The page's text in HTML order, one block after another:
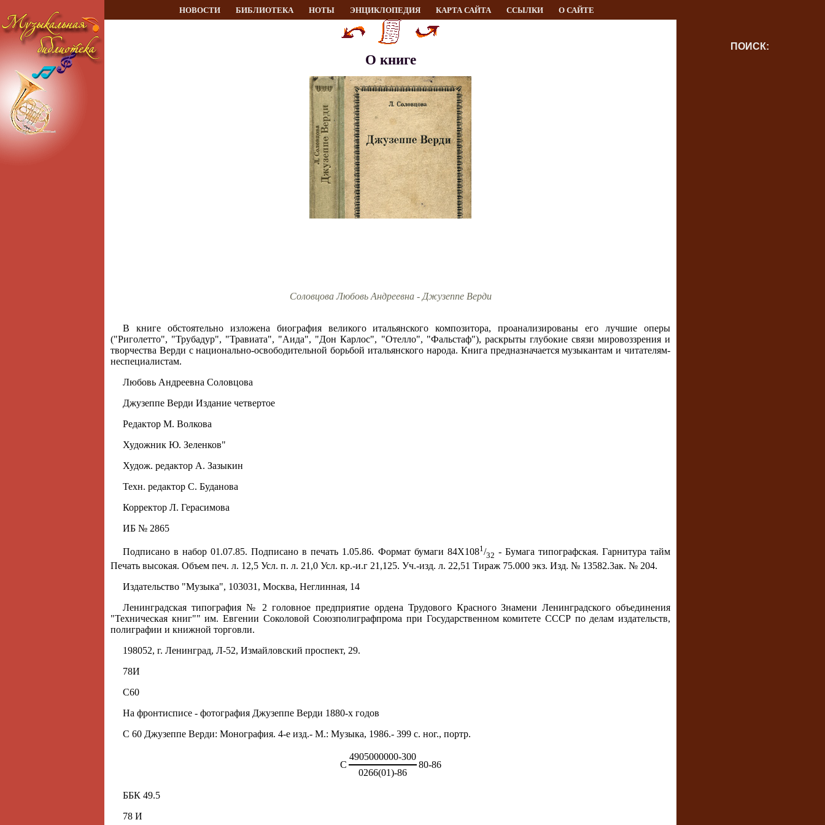
НОВОСТИ БИБЛИОТЕКА НОТЫ ЭНЦИКЛОПЕДИЯ КАРТА САЙТА ССЫЛКИ О САЙТЕ
О книге
Соловцова Любовь Андреевна - Джузеппе Верди
В книге обстоятельно изложена биография великого итальянского композитора, проанализированы его лучшие оперы
("Риголетто", "Трубадур", "Травиата", "Аида", "Дон Карлос", "Отелло", "Фальстаф"), раскрыты глубокие связи мировоззрения и
творчества Верди с национально-освободительной борьбой итальянского народа. Книга предназначается музыкантам и читателям-
неспециалистам.
Любовь Андреевна Соловцова
Джузеппе Верди Издание четвертое
Редактор М. Волкова
Художник Ю. Зеленков"
Худож. редактор А. Зазыкин
Техн. редактор С. Буданова
Корректор Л. Герасимова
ИБ № 2865
Подписано в набор 01.07.85. Подписано в печать 1.05.86. Формат бумаги 84Х1081/32 - Бумага типографская. Гарнитура тайм
Печать высокая. Объем печ. л. 12,5 Усл. п. л. 21,0 Усл. кр.-и.г 21,125. Уч.-изд. л. 22,51 Тираж 75.000 экз. Изд. № 13582.3ак. № 204.
Издательство "Музыка", 103031, Москва, Неглинная, 14
Ленинградская типография № 2 головное предприятие ордена Трудового Красного Знамени Ленинградского объединения
"Техническая книг"" им. Евгении Соколовой Союзполиграфпрома при Государственном комитете СССР по делам издательств,
полиграфии и книжной торговли.
198052, г. Ленинград, Л-52, Измайловский проспект, 29.
78И
С60
На фронтисписе - фотография Джузеппе Верди 1880-х годов
С 60 Джузеппе Верди: Монография. 4-е изд.- М.: Музыка, 1986.- 399 с. ног., портр.
С
4905000000-300
80-86
0266(01)-86
ББК 49.5
78 И
ПОИСК: